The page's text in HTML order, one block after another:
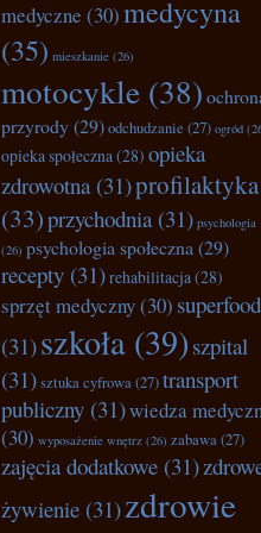
medyczne (30)medycyna
(35) mieszkanie (26)
motocykle (38)
przyrody(29)odchudzanie (27) ogród
opieka społeczna(28) opieka
zdrowotna(31)profilaktyka
(33)przychodnia(31) psychologia
(26) psychologia społeczna (29)
recepty (31)rehabilitacja(28)
sprzęt medyczny(30)
(31)szkoła (39) szpital
(31)sztuka cyfrowa(27)transport
publiczny (31)wiedza
(30) wyposażenie wnętrz (26) zabawa(27)
zajęcia dodatkowe (31)
żywienie (31)zdrowie